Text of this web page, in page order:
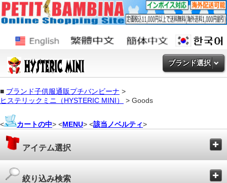
ブランド選択
■ ブランド子供服通販プチバンビーナ >
ヒステリックミニ（HYSTERIC MINI）
> Goods
< カートの中> <MENU> <該当ノベルティ>
アイテム選択
絞り込み検索